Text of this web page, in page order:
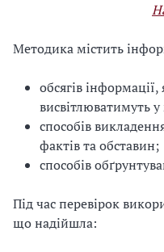
Методика містить
обсягів
висвітлюватимуть у
способів
фактів та обставин;
способів
Під час перевірок
що надійшла: